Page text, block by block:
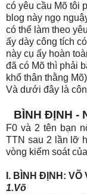
có yêu cầu Mõ tôi
blog này ngọ
có thể làm theo
ấy dày công tích
này cụ ấy hoàn
đã có Mõ thì phải
khổ thân thằng
Và dưới đây là
BÌNH ĐỊNH -
F0 và 2 tên bạn
TTN sau 2 lần lỡ
vòng kiểm soát
I. BÌNH ĐỊNH: VÕ
1.Võ